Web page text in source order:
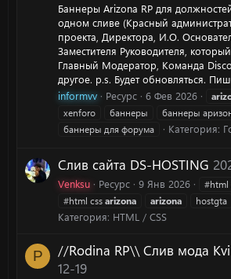
Баннеры Arizona RP для
одном сливе (Красный
проекта, Директора, И.О.
Заместителя Руководителя,
Главный Модератор, Команда
другое. p.s. Будет обновляться.
informvv
Ресурс 6 Фев 2026
xenforo
баннеры баннеры
баннеры для форума
Категория:
Слив сайта DS-HOSTING
Venksu Ресурс 9 Янв 2026
#html
#html cssarizona arizona hostgta
Категория: HTML / CSS
P //Rodina RP\\ Слив мода
12-19